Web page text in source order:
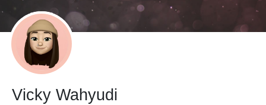
Vicky Wahyudi